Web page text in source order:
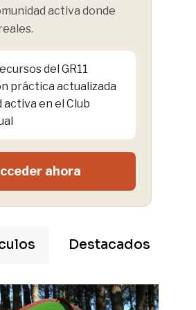
activa donde
del GR11
práctica actualizada
activa en el Club
ahora
Destacados